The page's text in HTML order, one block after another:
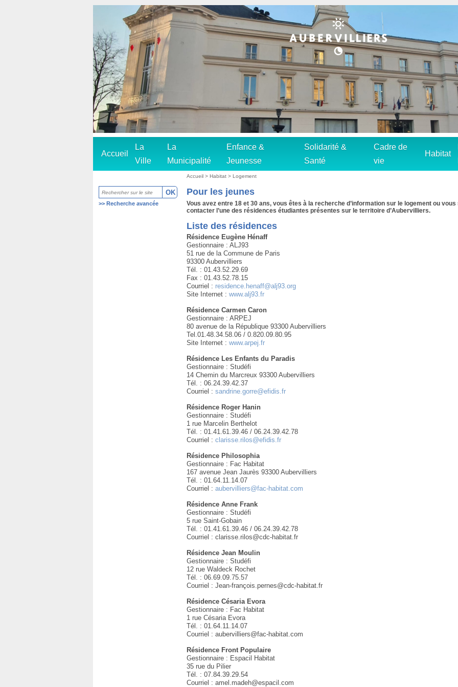
Accueil
La
Ville
La
Municipalité
Enfance &
Jeunesse
Solidarité &
Santé
Cadre de
vie
Habitat
>> Recherche avancée
Accueil >Habitat>Logement
Pour les jeunes
Vous avez entre 18 et 30 ans, vous êtes à la recherche d’information sur le logement ou vous
contacter l’une des résidences étudiantes présentes sur le territoire d’Aubervilliers.
Liste des résidences
Résidence Eugène Hénaff
Gestionnaire : ALJ93
51 rue de la Commune de Paris
93300 Aubervilliers
Tél. : 01.43.52.29.69
Fax : 01.43.52.78.15
Courriel : residence.henaff@alj93.org
Site Internet :www.alj93.fr
Résidence Carmen Caron
Gestionnaire : ARPEJ
80 avenue de la République 93300 Aubervilliers
Tel.01.48.34.58.06 / 0.820.09.80.95
Site Internet :www.arpej.fr
Résidence Les Enfants du Paradis
Gestionnaire : Studéfi
14 Chemin du Marcreux 93300 Aubervilliers
Tél. : 06.24.39.42.37
Courriel :sandrine.gorre@efidis.fr
Résidence Roger Hanin
Gestionnaire : Studéfi
1 rue Marcelin Berthelot
Tél. : 01.41.61.39.46 / 06.24.39.42.78
Courriel :clarisse.rilos@efidis.fr
Résidence Philosophia
Gestionnaire : Fac Habitat
167 avenue Jean Jaurès 93300 Aubervilliers
Tél. : 01.64.11.14.07
Courriel :aubervilliers@fac-habitat.com
Résidence Anne Frank
Gestionnaire : Studéfi
5 rue Saint-Gobain
Tél. : 01.41.61.39.46 / 06.24.39.42.78
Courriel : clarisse.rilos@cdc-habitat.fr
Résidence Jean Moulin
Gestionnaire : Studéfi
12 rue Waldeck Rochet
Tél. : 06.69.09.75.57
Courriel : Jean-françois.pernes@cdc-habitat.fr
Résidence Césaria Evora
Gestionnaire : Fac Habitat
1 rue Césaria Evora
Tél. : 01.64.11.14.07
Courriel : aubervilliers@fac-habitat.com
Résidence Front Populaire
Gestionnaire : Espacil Habitat
35 rue du Pilier
Tél. : 07.84.39.29.54
Courriel : amel.madeh@espacil.com